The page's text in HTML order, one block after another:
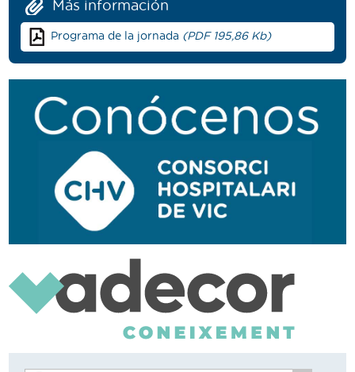
Más información
Programa de la jornada (PDF 195,86 Kb)